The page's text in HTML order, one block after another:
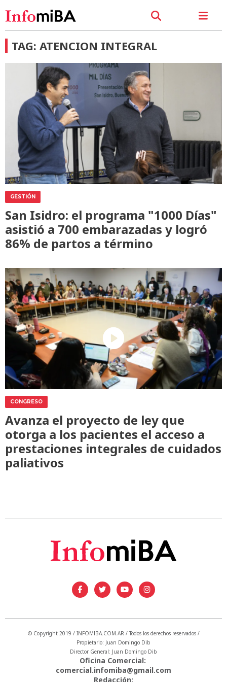
TAG: ATENCION INTEGRAL
GESTIÓN
San Isidro: el programa "1000 Días"
asistió a 700 embarazadas y logró
86% de partos a término
CONGRESO
Avanza el proyecto de ley que
otorga a los pacientes el acceso a
prestaciones integrales de cuidados
paliativos
© Copyright 2019 / INFOMIBA.COM.AR / Todos los derechos reservados /
Propietario: Juan Domingo Dib
Director General: Juan Domingo Dib
Oficina Comercial:
comercial.infomiba@gmail.com
Redacción: